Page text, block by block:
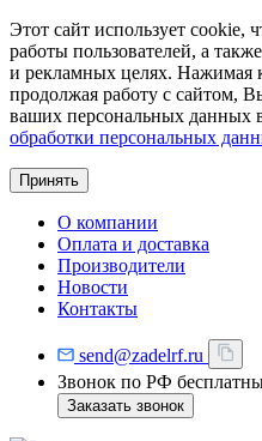
Этот сайт использует cookie,
работы пользователей, а
и рекламных целях. Нажимая
продолжая работу с сайтом,
ваших персональных данных
обработки персональных
Принять
О компании
Оплата и доставка
Производители
Новости
Контакты
send@zadelrf.ru
Звонок по РФ
Заказать звонок